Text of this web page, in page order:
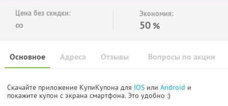
Цена без скидки:
∞
Экономия:
50 %
Основное Отзывы Вопросы по акции
Адреса
Скачайте приложение КупиКупона для IOS или Android и
покажите купон с экрана смартфона. Это удобно :)